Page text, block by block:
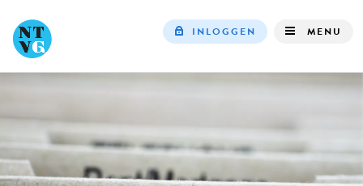
navigation
INLOGGEN MENU